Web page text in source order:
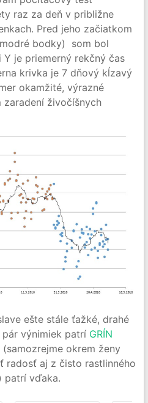
raz za deň v približne
Pred jeho začiatkom
bodky) som bol
je priemerný rekčný čas
krivka je 7 dňový kĺzavý
okamžité, výrazné
živočíšnych
ešte stále ťažké, drahé
výnimiek patrí GRÍN
okrem ženy
radosť aj z čisto rastlinného
patrí vďaka.